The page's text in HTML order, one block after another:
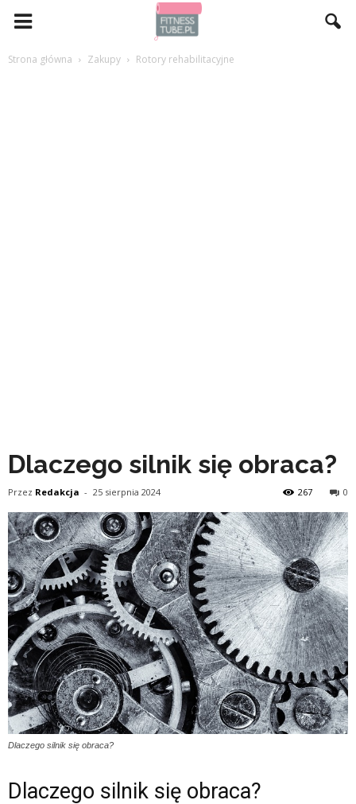
Strona główna Zakupy Rotory rehabilitacyjne
Dlaczego silnik się obraca?
Przez Redakcja - 25 sierpnia 2024 0
267
Dlaczego silnik się obraca?
Dlaczego silnik się obraca?